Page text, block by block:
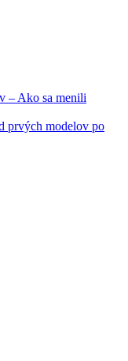
– Ako sa menili
prvých modelov po